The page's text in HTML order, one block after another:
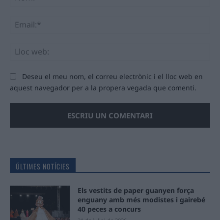
Deseu el meu nom, el correu electrònic i el lloc web en
aquest navegador per a la propera vegada que comenti.
ÚLTIMES NOTÍCIES
Els vestits de paper guanyen força
enguany amb més modistes i gairebé
40 peces a concurs